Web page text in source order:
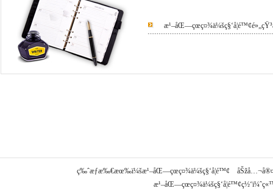
ç‰ˆæƒæ‰€æœ‰ï¼šæ¹–åŒ—çœç¤¾ä¼šç§‘å­¦é™¢